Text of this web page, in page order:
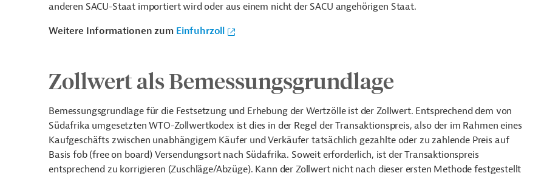
anderen SACU-Staat importiert wird oder aus einem nicht der SACU angehörigen Staat.
Weitere Informationen zum Einfuhrzoll
Zollwert als Bemessungsgrundlage
Bemessungsgrundlage für die Festsetzung und Erhebung der Wertzölle ist der Zollwert. Entsprechend dem von
Südafrika umgesetzten WTO-Zollwertkodex ist dies in der Regel der Transaktionspreis, also der im Rahmen eines
Kaufgeschäfts zwischen unabhängigem Käufer und Verkäufer tatsächlich gezahlte oder zu zahlende Preis auf
Basis fob (free on board) Versendungsort nach Südafrika. Soweit erforderlich, ist der Transaktionspreis
entsprechend zu korrigieren (Zuschläge/Abzüge). Kann der Zollwert nicht nach dieser ersten Methode festgestellt